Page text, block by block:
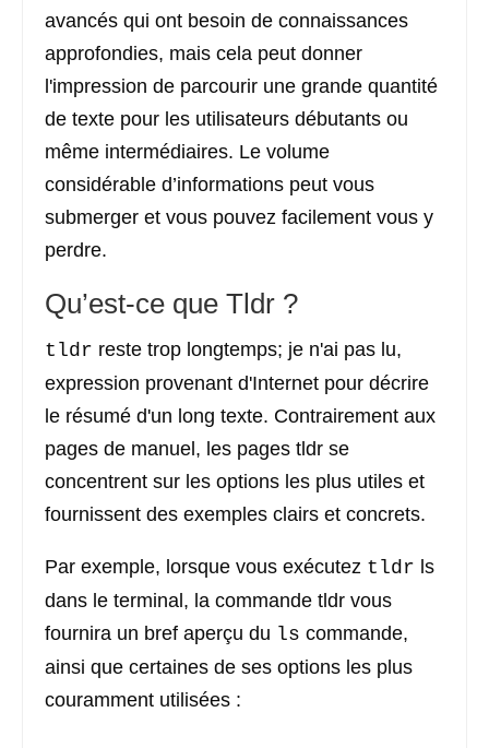
avancés qui ont besoin de connaissances
approfondies, mais cela peut donner
l'impression de parcourir une grande quantité
de texte pour les utilisateurs débutants ou
même intermédiaires. Le volume
considérable d’informations peut vous
submerger et vous pouvez facilement vous y
perdre.
Qu’est-ce que Tldr ?
tldr reste trop longtemps; je n'ai pas lu,
expression provenant d'Internet pour décrire
le résumé d'un long texte. Contrairement aux
pages de manuel, les pages tldr se
concentrent sur les options les plus utiles et
fournissent des exemples clairs et concrets.
Par exemple, lorsque vous exécutez tldr ls
dans le terminal, la commande tldr vous
fournira un bref aperçu du ls commande,
ainsi que certaines de ses options les plus
couramment utilisées :